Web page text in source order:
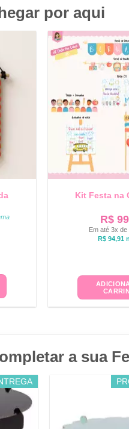
por aqui
Kit Festa na
R$
Em até 3x de
R$ 94,91
a sua